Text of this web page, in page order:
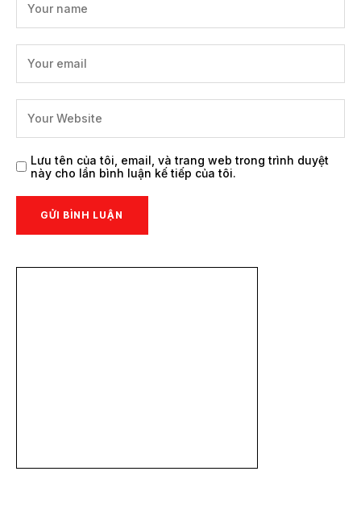
Lưu tên của tôi, email, và trang web trong trình duyệt
này cho lần bình luận kế tiếp của tôi.